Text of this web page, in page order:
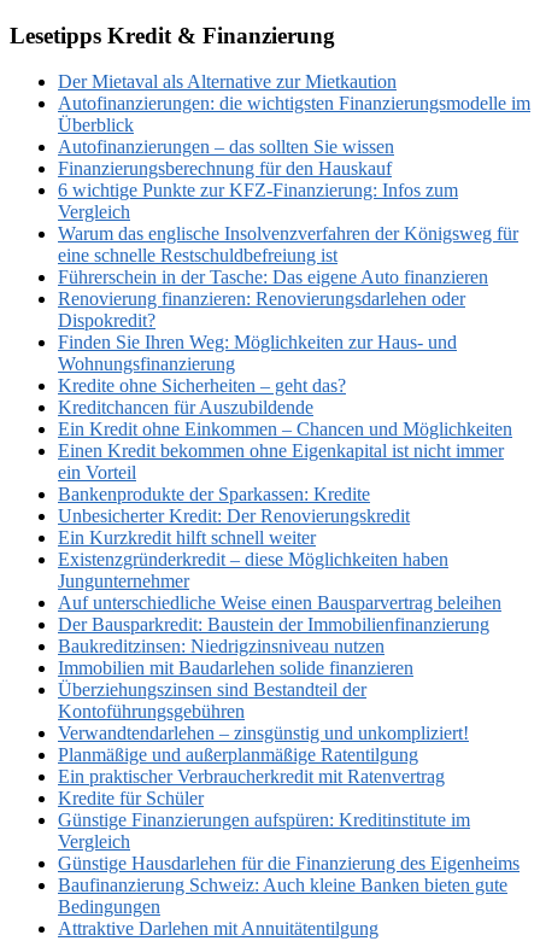
Lesetipps Kredit & Finanzierung
Der Mietaval als Alternative zur Mietkaution
Autofinanzierungen: die wichtigsten Finanzierungsmodelle im
Überblick
Autofinanzierungen – das sollten Sie wissen
Finanzierungsberechnung für den Hauskauf
6 wichtige Punkte zur KFZ-Finanzierung: Infos zum
Vergleich
Warum das englische Insolvenzverfahren der Königsweg für
eine schnelle Restschuldbefreiung ist
Führerschein in der Tasche: Das eigene Auto finanzieren
Renovierung finanzieren: Renovierungsdarlehen oder
Dispokredit?
Finden Sie Ihren Weg: Möglichkeiten zur Haus- und
Wohnungsfinanzierung
Kredite ohne Sicherheiten – geht das?
Kreditchancen für Auszubildende
Ein Kredit ohne Einkommen – Chancen und Möglichkeiten
Einen Kredit bekommen ohne Eigenkapital ist nicht immer
ein Vorteil
Bankenprodukte der Sparkassen: Kredite
Unbesicherter Kredit: Der Renovierungskredit
Ein Kurzkredit hilft schnell weiter
Existenzgründerkredit – diese Möglichkeiten haben
Jungunternehmer
Auf unterschiedliche Weise einen Bausparvertrag beleihen
Der Bausparkredit: Baustein der Immobilienfinanzierung
Baukreditzinsen: Niedrigzinsniveau nutzen
Immobilien mit Baudarlehen solide finanzieren
Überziehungszinsen sind Bestandteil der
Kontoführungsgebühren
Verwandtendarlehen – zinsgünstig und unkompliziert!
Planmäßige und außerplanmäßige Ratentilgung
Ein praktischer Verbraucherkredit mit Ratenvertrag
Kredite für Schüler
Günstige Finanzierungen aufspüren: Kreditinstitute im
Vergleich
Günstige Hausdarlehen für die Finanzierung des Eigenheims
Baufinanzierung Schweiz: Auch kleine Banken bieten gute
Bedingungen
Attraktive Darlehen mit Annuitätentilgung